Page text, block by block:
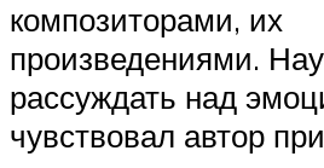
композиторами, их
произведениями.
рассуждать над
чувствовал автор